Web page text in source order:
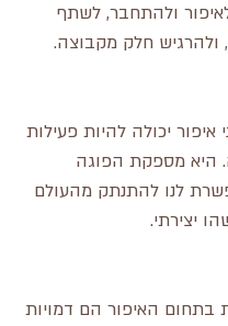
ולהתחבר, לשתף
ולהרגיש חלק מקבוצה.
איפור יכולה להיות פעילות
היא מספקת הפוגה
לנו להתנתק מהעולם
יצירתי.
בתחום האיפור הם דמויות